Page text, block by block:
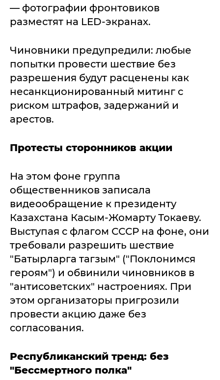
— фотографии фронтовиков
разместят на LED-экранах.
Чиновники предупредили: любые
попытки провести шествие без
разрешения будут расценены как
несанкционированный митинг с
риском штрафов, задержаний и
арестов.
Протесты сторонников акции
На этом фоне группа
общественников записала
видеообращение к президенту
Казахстана Касым-Жомарту Токаеву.
Выступая с флагом СССР на фоне, они
требовали разрешить шествие
"Батырларга тагзым" ("Поклонимся
героям") и обвинили чиновников в
"антисоветских" настроениях. При
этом организаторы пригрозили
провести акцию даже без
согласования.
Республиканский тренд: без
"Бессмертного полка"